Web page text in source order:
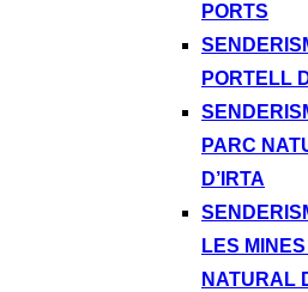
PORTS
PORTELL
PARC
D’IRTA
LES
NATURAL